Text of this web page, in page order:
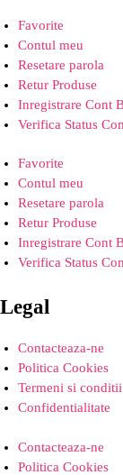
Favorite
Contul meu
Resetare parola
Retur Produse
Inregistrare Cont
Verifica Status
Favorite
Contul meu
Resetare parola
Retur Produse
Inregistrare Cont
Verifica Status
Legal
Contacteaza-ne
Politica Cookies
Termeni si conditii
Confidentialitate
Contacteaza-ne
Politica Cookies